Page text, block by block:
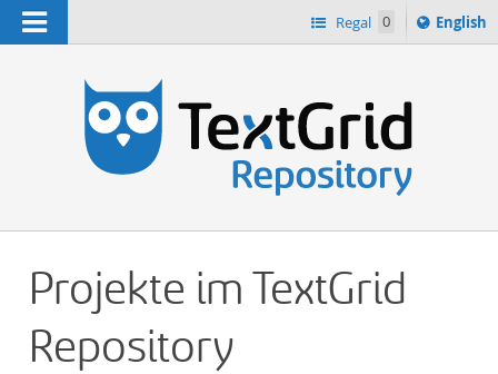
Navigation Regal 0
Switch
English
Projekte im TextGrid
Repository